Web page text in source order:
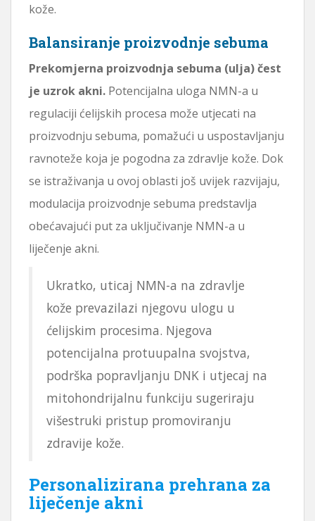
kože.
Balansiranje proizvodnje sebuma
Prekomjerna proizvodnja sebuma (ulja) čest
je uzrok akni. Potencijalna uloga NMN-a u
regulaciji ćelijskih procesa može utjecati na
proizvodnju sebuma, pomažući u uspostavljanju
ravnoteže koja je pogodna za zdravlje kože. Dok
se istraživanja u ovoj oblasti još uvijek razvijaju,
modulacija proizvodnje sebuma predstavlja
obećavajući put za uključivanje NMN-a u
liječenje akni.
Ukratko, uticaj NMN-a na zdravlje
kože prevazilazi njegovu ulogu u
ćelijskim procesima. Njegova
potencijalna protuupalna svojstva,
podrška popravljanju DNK i utjecaj na
mitohondrijalnu funkciju sugeriraju
višestruki pristup promoviranju
zdravije kože.
Personalizirana prehrana za
liječenje akni